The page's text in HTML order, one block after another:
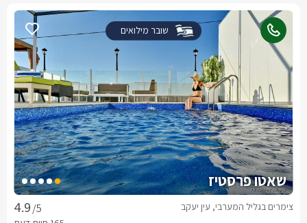
שובר מילואים
שאטו פרסטיז
/5 צימרים בגליל המערבי, עין יעקב